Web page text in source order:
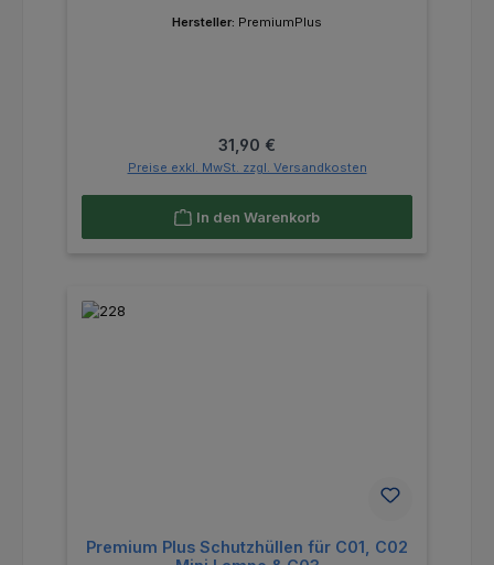
Hersteller: PremiumPlus
Regulärer Preis:
31,90 €
Preise exkl. MwSt. zzgl. Versandkosten
In den Warenkorb
Premium Plus Schutzhüllen für C01, C02